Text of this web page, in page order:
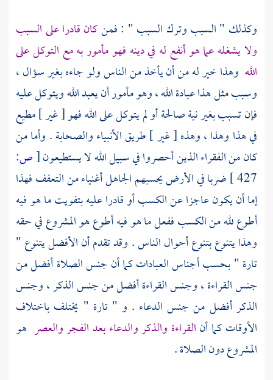
وكذلك " السبب وترك السبب " : فمنكان قادرا على السبب
ولا يشغله عما هو أنفع له في دينه فهو مأمور به مع التوكل على
الله وهذا خير له من أن يأخذ من الناس ولو جاءه بغير سؤال ،
وسبب مثل هذا عبادة الله ، وهو مأمور أن يعبد الله ويتوكل عليه
فإن تسبب بغير نية صالحة أو لم يتوكل على الله فهو [ غير ] مطيع
في هذا وهذا ، وهذه [ غير ] طريق الأنبياءوالصحابة. وأما من
كان من الفقراء الذين أحصروا في سبيل الله لا يستطيعون[ص:
427 ] ضربا في الأرض يحسبهم الجاهل أغنياء من التعفف فهذا
إما أن يكون عاجزا عن الكسب أو قادرا عليه بتفويت ما هو فيه
أطوع لله من الكسب ففعل ما هو فيه أطوع هو المشروع في حقه
وهذا يتنوع بتنوع أحوال الناس . وقد تقدم أن الأفضل يتنوع "
تارة " بحسب أجناس العبادات كما أن جنس الصلاة أفضل من
جنس القراءة ، وجنس القراءة أفضل من جنس الذكر ، وجنس
الذكر أفضل من جنس الدعاء . و " تارة " يختلف باختلاف
الأوقات كما أنالقراءة والذكر والدعاء بعد الفجر والعصر هو
المشروع دون الصلاة .